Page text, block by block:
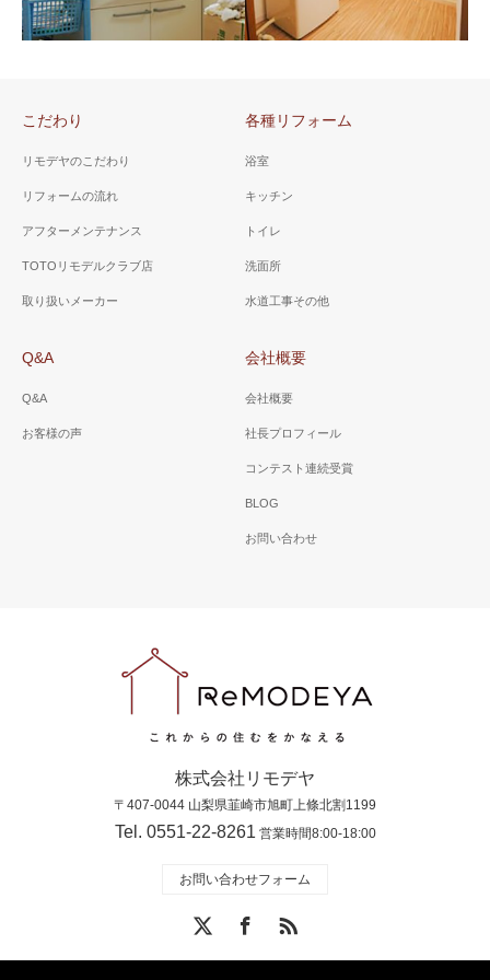
山梨県 昭和町 Ｓ様邸（洗
面所）
く使いやすい設計に。
山梨県 市川三郷町 Ａ様
に収ま理、洗面台はすべて引
上げました。
（洗面所）
３面鏡で小物類が収納でき、
ンや洗面ボールのお掃除に便
（洗面所）
ホワイト色をベースに、床は
択。ローコストで、オシャレ
こだわり
リモデヤのこだわり
リフォームの流れ
アフターメンテナンス
TOTOリモデルクラブ店
取り扱いメーカー
各種リフォーム
浴室
キッチン
トイレ
洗面所
水道工事その他
Q&A
Q&A
お客様の声
会社概要
会社概要
社長プロフィール
コンテスト連続受賞
BLOG
お問い合わせ
株式会社リモデヤ
〒407-0044 山梨県韮崎市旭町上條北割1199
Tel. 0551-22-8261営業時間8:00-18:00
お問い合わせフォーム
RSS